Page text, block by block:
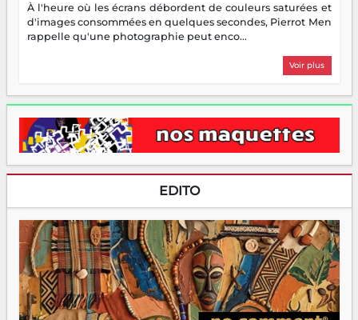
À l'heure où les écrans débordent de couleurs saturées et
d'images consommées en quelques secondes, Pierrot Men
rappelle qu'une photographie peut enco...
Voir plus
EDITO